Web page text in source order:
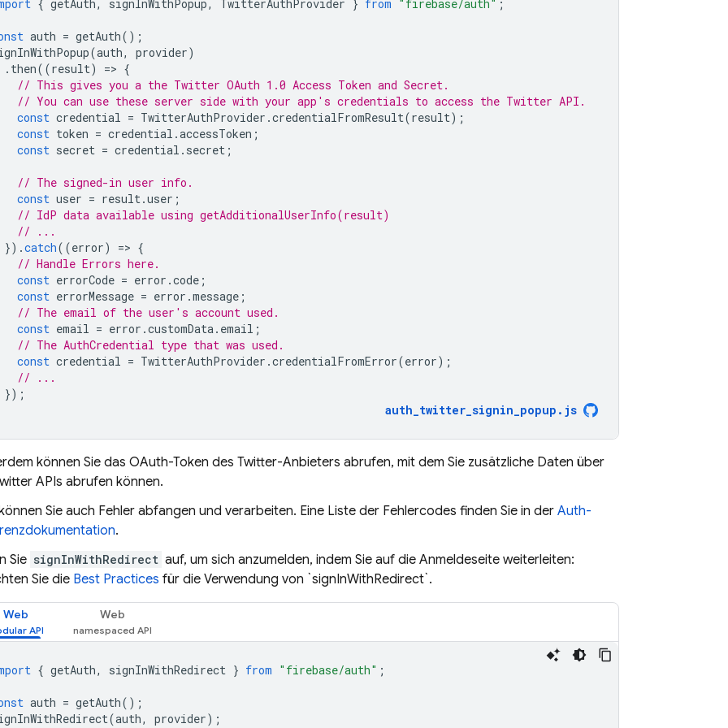
{ getAuth, signInWithPopup, TwitterAuthProvider } from "firebase/auth" ;
auth = getAuth();
(auth, provider)
. then((result) => {
// This gives you a the Twitter OAuth 1.0 Access Token and Secret.
// You can use these server side with your app's credentials to access the Twitter API.
const credential = TwitterAuthProvider .credentialFromResult(result);
const token = credential .accessToken ;
const secret = credential . secret ;
// The signed-in user info.
const user = result.user ;
// IdP data available using getAdditionalUserInfo(result)
// ...
}).catch((error) => {
// Handle Errors here.
const errorCode = error .code ;
const errorMessage = error .message ;
// The email of the user's account used.
const email = error .customData. email ;
// The AuthCredential type that was used.
const credential = TwitterAuthProvider .credentialFromError(error);
// ...
});
auth_twitter_signin_popup . js
können Sie das OAuth-Token des Twitter-Anbieters abrufen, mit dem Sie zusätzliche Daten über
APIs abrufen können.
Sie auch Fehler abfangen und verarbeiten. Eine Liste der Fehlercodes finden Sie in der Auth-
.
Sie signInWithRedirect auf, um sich anzumelden, indem Sie auf die Anmeldeseite weiterleiten:
Sie die Best Practices für die Verwendung von `signInWithRedirect`.
Web Web
{ getAuth, signInWithRedirect } from "firebase/auth" ;
auth = getAuth();
(auth, provider);